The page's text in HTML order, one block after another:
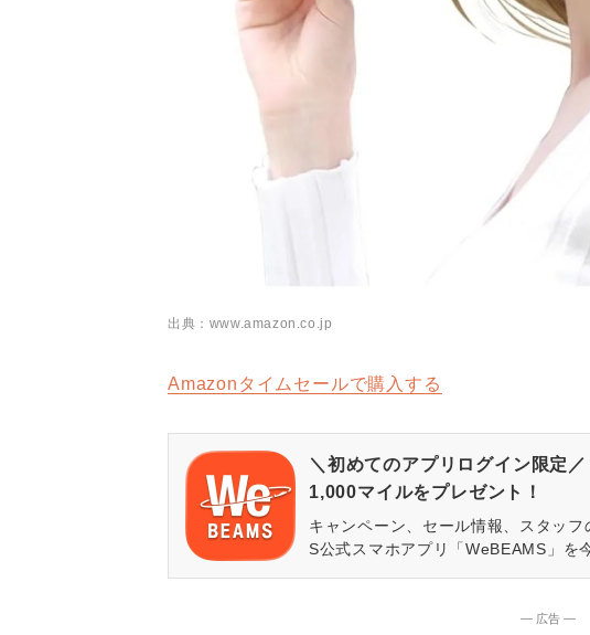
出典：www.amazon.co.jp
Amazonタイムセールで購入する
＼初めてのアプリログイン限定／
1,000マイルをプレゼント！
キャンペーン、セール情報、スタッ
S公式スマホアプリ「WeBEAMS」を
― 広告 ―